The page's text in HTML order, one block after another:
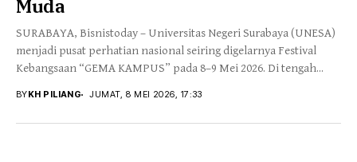
Muda
SURABAYA, Bisnistoday – Universitas Negeri Surabaya (UNESA)
menjadi pusat perhatian nasional seiring digelarnya Festival
Kebangsaan “GEMA KAMPUS” pada 8–9 Mei 2026. Di tengah...
BYKH PILIANG JUMAT, 8 MEI 2026, 17:33